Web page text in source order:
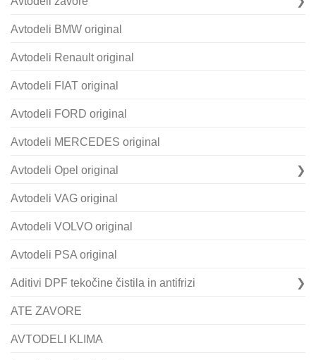
Avtodeli BMW original
Avtodeli Renault original
Avtodeli FIAT original
Avtodeli FORD original
Avtodeli MERCEDES original
Avtodeli Opel original
Avtodeli VAG original
Avtodeli VOLVO original
Avtodeli PSA original
Aditivi DPF tekočine čistila in antifrizi
ATE ZAVORE
AVTODELI KLIMA